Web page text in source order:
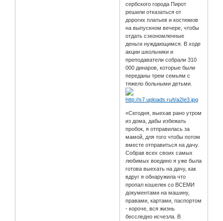
сербского города Пирот
решили отказаться от
дорогих платьев и костюмов
на выпускном вечере, чтобы
отдать сэкономленные
деньги нуждающимся. В ходе
акции школьники и
преподаватели собрали 310
000 динаров, которые были
переданы трем семьям с
тяжело больными детьми.
«Сегодня, выехав рано утром
из дома, дабы избежать
пробок, я отправилась за
мамой, для того чтобы потом
вместе отправиться на дачу.
Собрав всех своих самых
любимых воедино я уже была
готова выехать на дачу, как
вдруг я обнаружила что
пропал кошелек со ВСЕМИ
документами на машину,
правами, картами, паспортом
- короче, вся жизнь
бесследно исчезла. В